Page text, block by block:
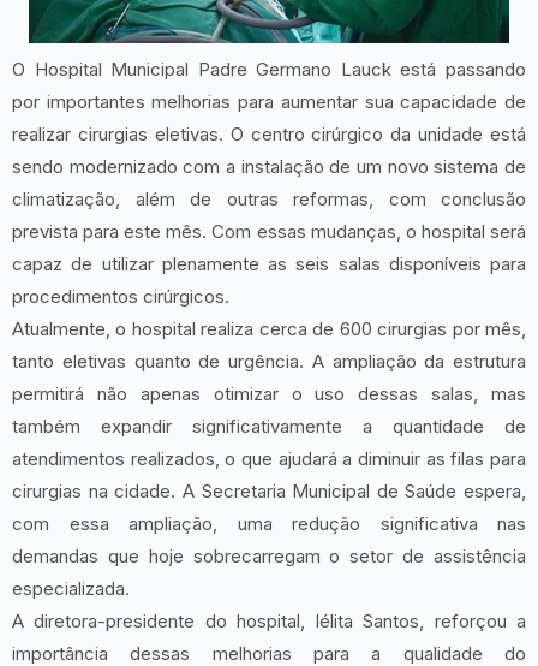
O Hospital Municipal Padre Germano Lauck está passando
por importantes melhorias para aumentar sua capacidade de
realizar cirurgias eletivas. O centro cirúrgico da unidade está
sendo modernizado com a instalação de um novo sistema de
climatização, além de outras reformas, com conclusão
prevista para este mês. Com essas mudanças, o hospital será
capaz de utilizar plenamente as seis salas disponíveis para
procedimentos cirúrgicos.
Atualmente, o hospital realiza cerca de 600 cirurgias por mês,
tanto eletivas quanto de urgência. A ampliação da estrutura
permitirá não apenas otimizar o uso dessas salas, mas
também expandir significativamente a quantidade de
atendimentos realizados, o que ajudará a diminuir as filas para
cirurgias na cidade. A Secretaria Municipal de Saúde espera,
com essa ampliação, uma redução significativa nas
demandas que hoje sobrecarregam o setor de assistência
especializada.
A diretora-presidente do hospital, Iélita Santos, reforçou a
importância dessas melhorias para a qualidade do